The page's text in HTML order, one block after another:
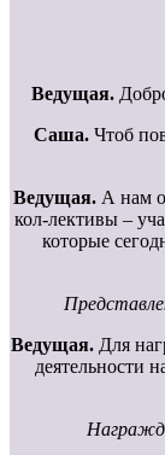
Ведущая.
Саша. Чтоб
Ведущая. А нам
кол-лективы –
которые
Ведущая. Для
деятельности